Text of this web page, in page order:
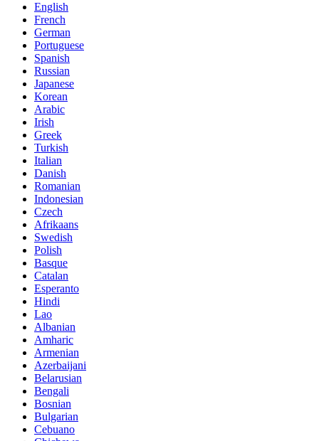
English
French
German
Portuguese
Spanish
Russian
Japanese
Korean
Arabic
Irish
Greek
Turkish
Italian
Danish
Romanian
Indonesian
Czech
Afrikaans
Swedish
Polish
Basque
Catalan
Esperanto
Hindi
Lao
Albanian
Amharic
Armenian
Azerbaijani
Belarusian
Bengali
Bosnian
Bulgarian
Cebuano